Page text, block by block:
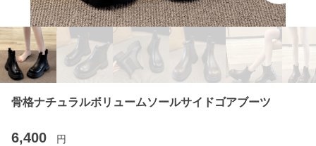
骨格ナチュラルボリュームソールサイドゴアブーツ
6,400 円